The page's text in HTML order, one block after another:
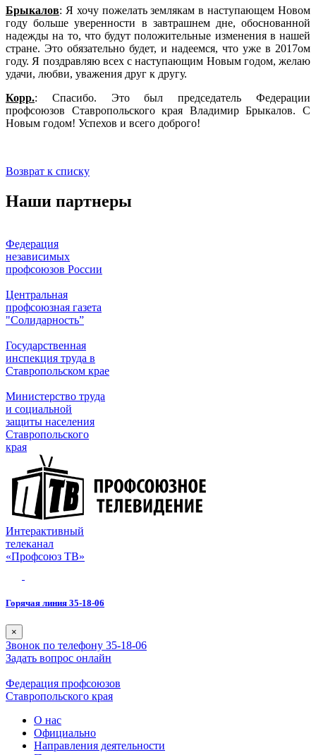
Брыкалов: Я хочу пожелать землякам в наступающем Новом
году больше уверенности в завтрашнем дне, обоснованной
надежды на то, что будут положительные изменения в нашей
стране. Это обязательно будет, и надеемся, что уже в 2017ом
году. Я поздравляю всех с наступающим Новым годом, желаю
удачи, любви, уважения друг к другу.
Корр.: Спасибо. Это был председатель Федерации
профсоюзов Ставропольского края Владимир Брыкалов. С
Новым годом! Успехов и всего доброго!
Возврат к списку
Наши партнеры
Федерация
независимых
профсоюзов России
Центральная
профсоюзная газета
"Солидарность”
Государственная
инспекция труда в
Ставропольском крае
Министерство труда
и социальной
защиты населения
Ставропольского
края
Интерактивный
телеканал
«Профсоюз ТВ»
Горячая линия 35-18-06
×
Звонок по телефону 35-18-06
Задать вопрос онлайн
Федерация профсоюзов
Ставропольского края
О нас
Официально
Направления деятельности